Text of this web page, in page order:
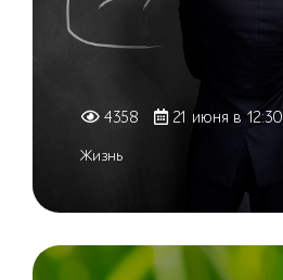
4358 21 июня в 12:30
Жизнь